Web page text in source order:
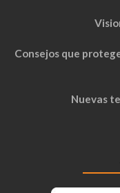
Consejos que
Nuevas